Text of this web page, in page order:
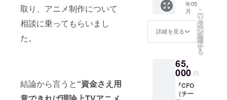
取り、アニメ制作について
相談に乗ってもらいまし
た。
結論から言うと“資金さえ用
スター
・解説
本 ・エ
ロール
クレ
（小）
※公序良
俗に反
する名
前、１
小説集
（デジ
・パッ
ケージ
ク ・Ｔ
シャツ
（ワン
サイ
ズ） ・
面の土
地所有
権をお
送りし
ンド
ロール
へのク
レジッ
トを中
目指し
たい役
職で
す。
ンに加
えて、
・支倉
凍砂の
直筆サ
者)』
日々の
業務の
全てを
司る手
腕と規
められ
ます。
あなた
は多く
の人の
年05
月
詳細を見る
こ
の
リ
タ
ー
ン
を
選
択
す
る
65,
000 円
『CFO
（チー